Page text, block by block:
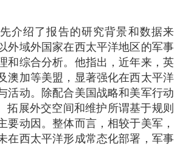
介绍了报告的研究背景和数据来
外域外国家在西太平洋地区的军事
和综合分析。他指出，近年来，英
澳加等美盟，显著强化在西太平洋
活动。除配合美国战略和美军行动
拓展外交空间和维护所谓基于规则
要动因。整体而言，相较于美军，
在西太平洋形成常态化部署，军事